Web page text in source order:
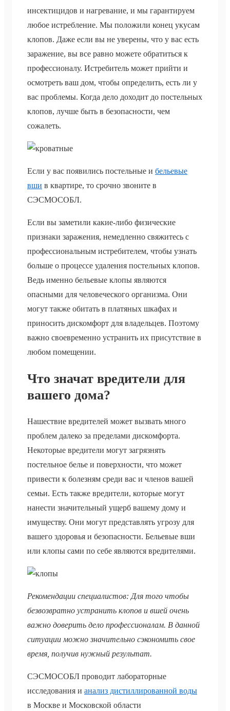
инсектицидов и нагревание, и мы гарантируем
любое истребление. Мы положили конец укусам
клопов. Даже если вы не уверены, что у вас есть
заражение, вы все равно можете обратиться к
профессионалу. Истребитель может прийти и
осмотреть ваш дом, чтобы определить, есть ли у
вас проблемы. Когда дело доходит до постельных
клопов, лучше быть в безопасности, чем
сожалеть.
Если у вас появились постельные и бельевые
вши в квартире, то срочно звоните в
СЭСМОСОБЛ.
Если вы заметили какие-либо физические
признаки заражения, немедленно свяжитесь с
профессиональным истребителем, чтобы узнать
больше о процессе удаления постельных клопов.
Ведь именно бельевые клопы являются
опасными для человеческого организма. Они
могут также обитать в платяных шкафах и
приносить дискомфорт для владельцев. Поэтому
важно своевременно устранить их присутствие в
любом помещении.
Что значат вредители для
вашего дома?
Нашествие вредителей может вызвать много
проблем далеко за пределами дискомфорта.
Некоторые вредители могут загрязнять
постельное белье и поверхности, что может
привести к болезням среди вас и членов вашей
семьи. Есть также вредители, которые могут
нанести значительный ущерб вашему дому и
имуществу. Они могут представлять угрозу для
вашего здоровья и безопасности. Бельевые вши
или клопы сами по себе являются вредителями.
Рекомендации специалистов: Для того чтобы
безвозвратно устранить клопов и вшей очень
важно доверить дело профессионалам. В данной
ситуации можно значительно сэкономить свое
время, получив нужный результат.
СЭСМОСОБЛ проводит лабораторные
исследования и анализ дистиллированной воды
в Москве и Московской области